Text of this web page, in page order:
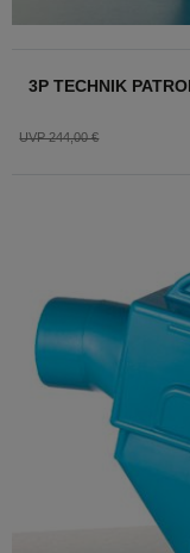
3P TECHNIK
UVP 244,00 €